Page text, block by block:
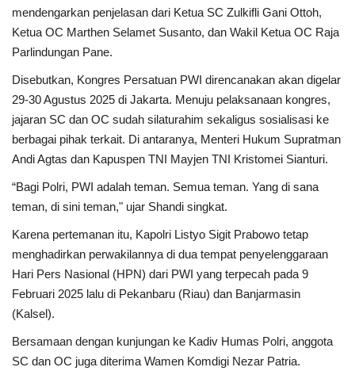
mendengarkan penjelasan dari Ketua SC Zulkifli Gani Ottoh,
Ketua OC Marthen Selamet Susanto, dan Wakil Ketua OC Raja
Parlindungan Pane.
Disebutkan, Kongres Persatuan PWI direncanakan akan digelar
29-30 Agustus 2025 di Jakarta. Menuju pelaksanaan kongres,
jajaran SC dan OC sudah silaturahim sekaligus sosialisasi ke
berbagai pihak terkait. Di antaranya, Menteri Hukum Supratman
Andi Agtas dan Kapuspen TNI Mayjen TNI Kristomei Sianturi.
“Bagi Polri, PWI adalah teman. Semua teman. Yang di sana
teman, di sini teman," ujar Shandi singkat.
Karena pertemanan itu, Kapolri Listyo Sigit Prabowo tetap
menghadirkan perwakilannya di dua tempat penyelenggaraan
Hari Pers Nasional (HPN) dari PWI yang terpecah pada 9
Februari 2025 lalu di Pekanbaru (Riau) dan Banjarmasin
(Kalsel).
Bersamaan dengan kunjungan ke Kadiv Humas Polri, anggota
SC dan OC juga diterima Wamen Komdigi Nezar Patria.